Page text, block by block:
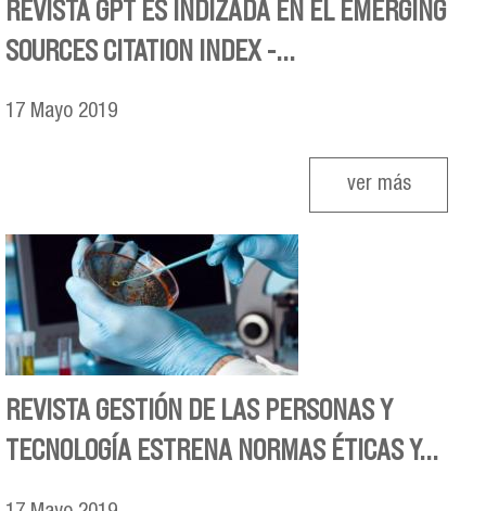
REVISTA GPT ES INDIZADA EN EL EMERGING
SOURCES CITATION INDEX -...
17 Mayo 2019
ver más
REVISTA GESTIÓN DE LAS PERSONAS Y
TECNOLOGÍA ESTRENA NORMAS ÉTICAS Y...